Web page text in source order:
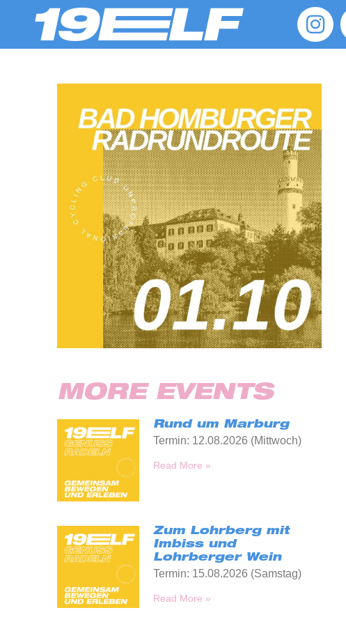
MORE EVENTS
Rund um Marburg
Termin: 12.08.2026 (Mittwoch)
Read More »
Zum Lohrberg mit
Imbiss und
Lohrberger Wein
Termin: 15.08.2026 (Samstag)
Read More »